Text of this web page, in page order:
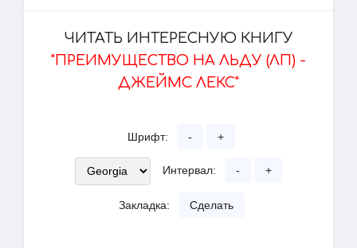
ЧИТАТЬ ИНТЕРЕСНУЮ КНИГУ
"ПРЕИМУЩЕСТВО НА ЛЬДУ (ЛП) -
ДЖЕЙМС ЛЕКС"
Шрифт: - +
Интервал: - +
Закладка: Сделать